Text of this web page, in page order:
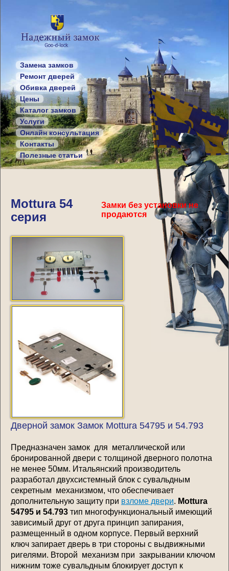
Замена замков
Ремонт дверей
Обивка дверей
Цены
Каталог замков
Услуги
Онлайн консультация
Контакты
Полезные статьи
Mottura 54
серия
Замки без установки не
продаются
Дверной замок Замок Mottura 54795 и 54.793
Предназначен замок для металлической или
бронированной двери с толщиной дверного полотна
не менее 50мм. Итальянский производитель
разработал двухсистемный блок с сувальдным
секретным механизмом, что обеспечивает
дополнительную защиту при взломе двери. Mottura
54795 и 54.793 тип многофункциональный имеющий
зависимый друг от друга принцип запирания,
размещенный в одном корпусе. Первый верхний
ключ запирает дверь в три стороны с выдвижными
ригелями. Второй механизм при закрывании ключом
нижним тоже сувальдным блокирует доступ к